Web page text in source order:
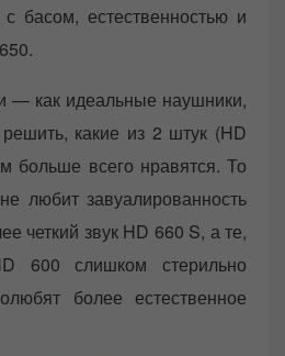
басом, естественностью и
— как идеальные наушники,
какие из 2 штук (HD
больше всего нравятся. То
любит завуалированность
четкий звук HD 660 S, а те,
600 слишком стерильно
более естественное